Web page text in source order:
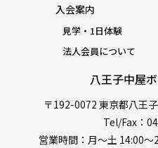
八王子中屋
〒192-0072 東京都八王
Tel/Fax：
営業時間：月〜土 14:00
入会案内
見学・1日体験
法人会員について